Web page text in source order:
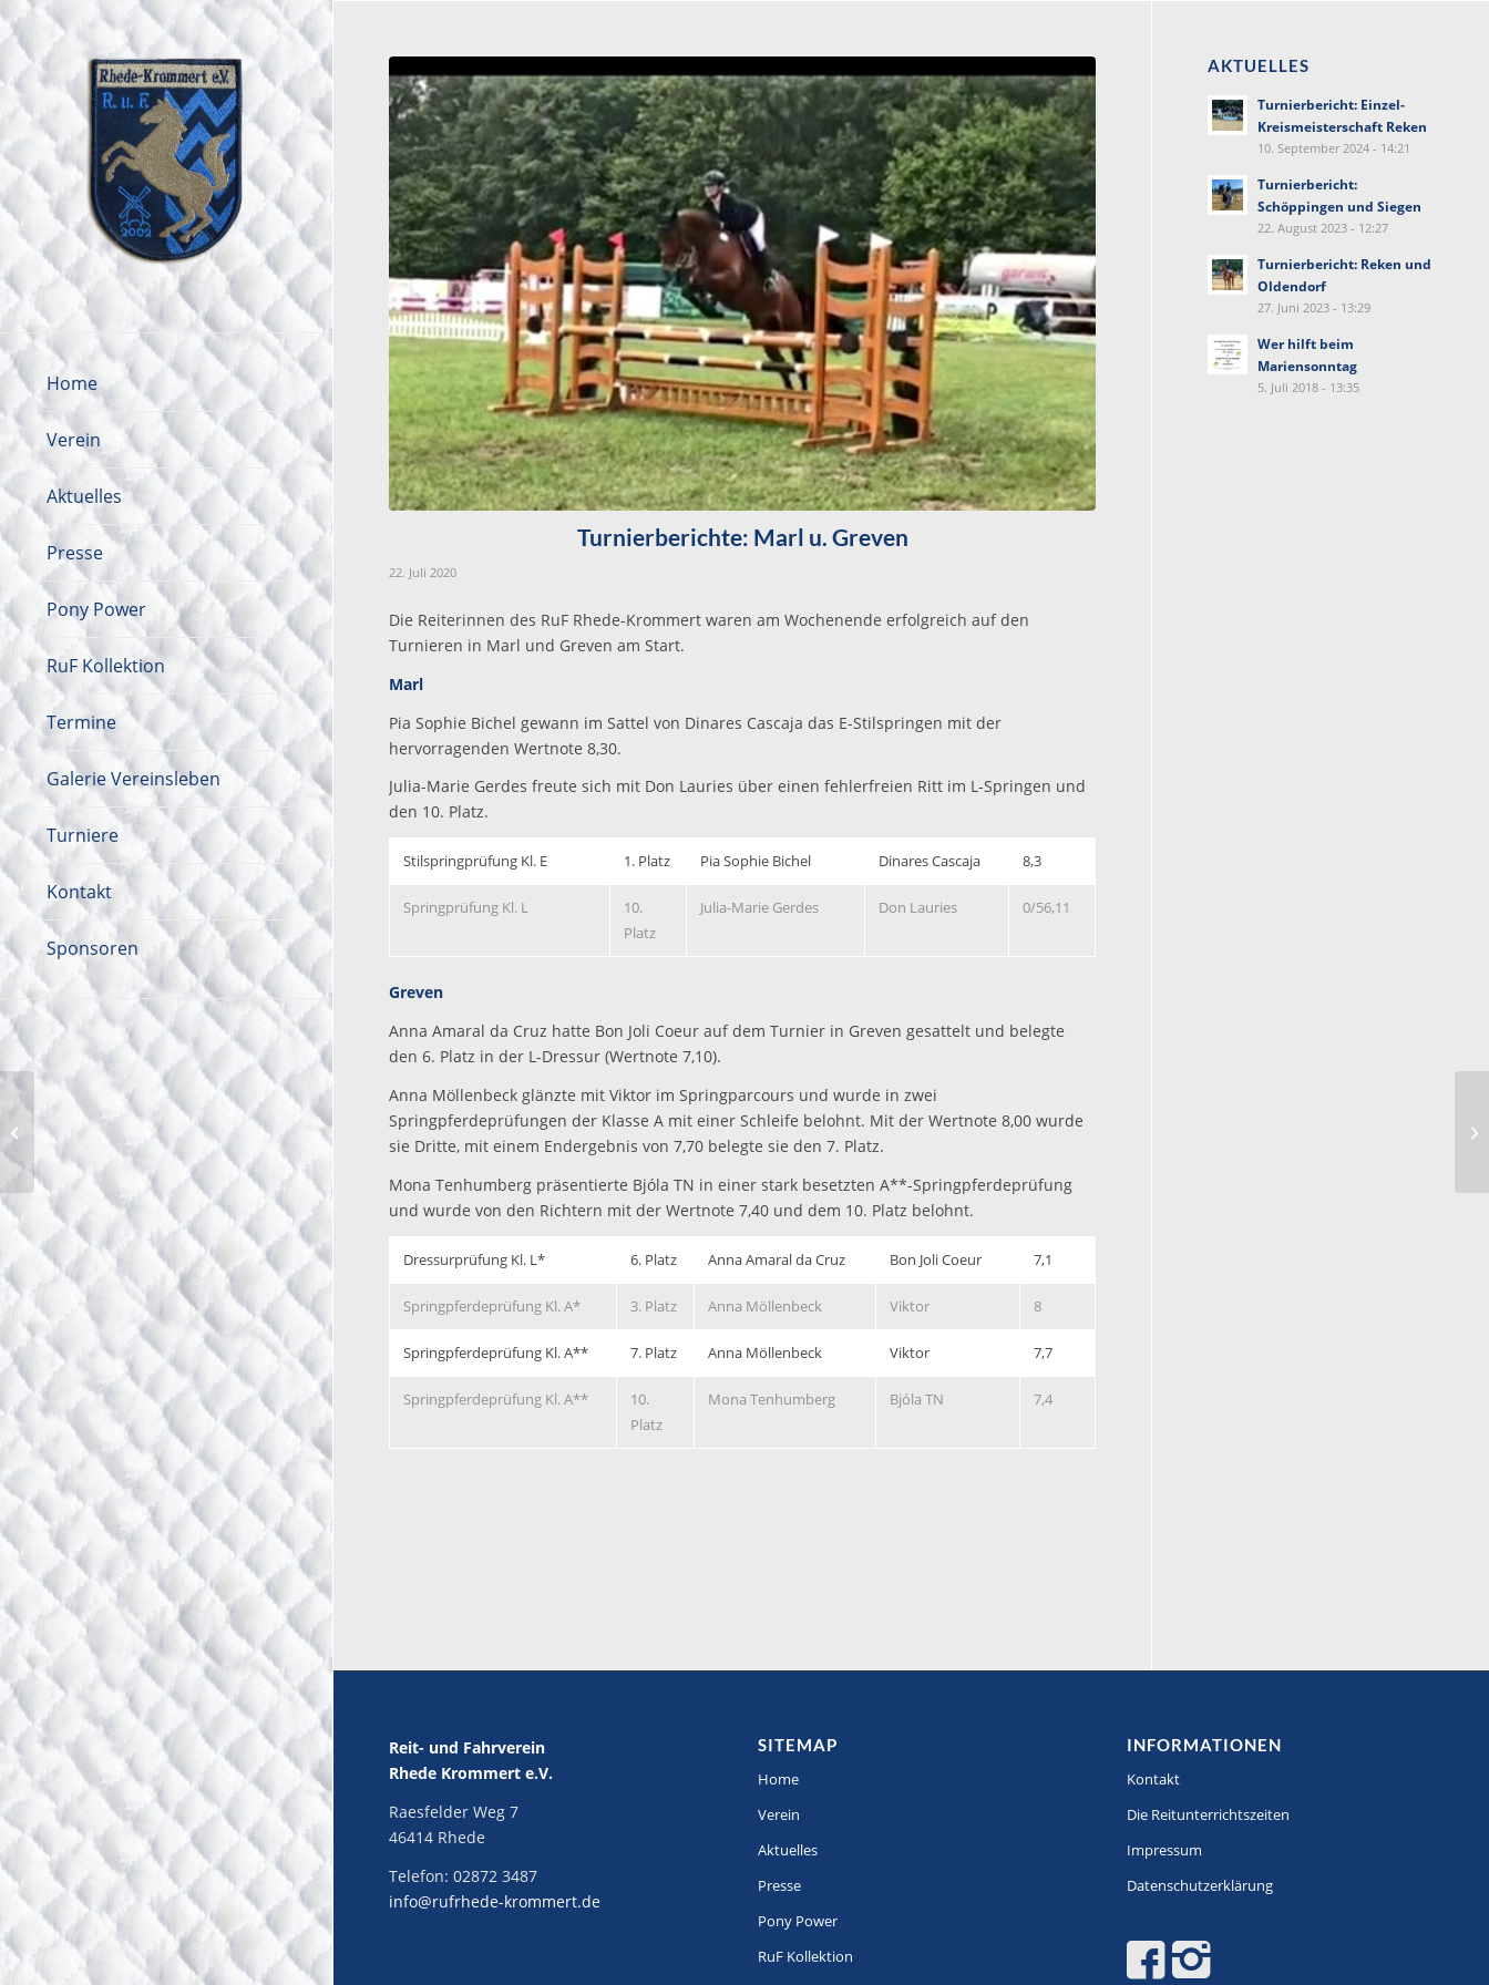
Home
Verein
Aktuelles
Presse
Pony Power
RuF Kollektion
Termine
Galerie Vereinsleben
Turniere
Kontakt
Sponsoren
Turnierberichte: Marl u. Greven
22. Juli 2020
Die Reiterinnen des RuF Rhede-Krommert waren am Wochenende erfolgreich auf den
Turnieren in Marl und Greven am Start.
Marl
Pia Sophie Bichel gewann im Sattel von Dinares Cascaja das E-Stilspringen mit der
hervorragenden Wertnote 8,30.
Julia-Marie Gerdes freute sich mit Don Lauries über einen fehlerfreien Ritt im L-Springen und
den 10. Platz.
Stilspringprüfung Kl. E 1. Platz Pia Sophie Bichel Dinares Cascaja 8,3
Springprüfung Kl. L
10.
Platz
Julia-Marie Gerdes Don Lauries 0/56,11
Greven
Anna Amaral da Cruz hatte Bon Joli Coeur auf dem Turnier in Greven gesattelt und belegte
den 6. Platz in der L-Dressur (Wertnote 7,10).
Anna Möllenbeck glänzte mit Viktor im Springparcours und wurde in zwei
Springpferdeprüfungen der Klasse A mit einer Schleife belohnt. Mit der Wertnote 8,00 wurde
sie Dritte, mit einem Endergebnis von 7,70 belegte sie den 7. Platz.
Mona Tenhumberg präsentierte Bjóla TN in einer stark besetzten A**-Springpferdeprüfung
und wurde von den Richtern mit der Wertnote 7,40 und dem 10. Platz belohnt.
Dressurprüfung Kl. L* 6. Platz Anna Amaral da Cruz Bon Joli Coeur 7,1
Springpferdeprüfung Kl. A* 3. Platz Anna Möllenbeck Viktor 8
Springpferdeprüfung Kl. A** 7. Platz Anna Möllenbeck Viktor 7,7
Springpferdeprüfung Kl. A**
10.
Platz
Mona Tenhumberg Bjóla TN 7,4
AKTUELLES
Turnierbericht: Einzel-
Kreismeisterschaft Reken
10. September 2024 - 14:21
Turnierbericht:
Schöppingen und Siegen
22. August 2023 - 12:27
Turnierbericht: Reken und
Oldendorf
27. Juni 2023 - 13:29
Wer hilft beim
Mariensonntag
5. Juli 2018 - 13:35
Reit- und Fahrverein
Rhede Krommert e.V.
Raesfelder Weg 7
46414 Rhede
Telefon: 02872 3487
info@rufrhede-krommert.de
SITEMAP
Home
Verein
Aktuelles
Presse
Pony Power
RuF Kollektion
INFORMATIONEN
Kontakt
Die Reitunterrichtszeiten
Impressum
Datenschutzerklärung
Turnierberichte: Ahaus
und Hünxe-
Bruckhausen